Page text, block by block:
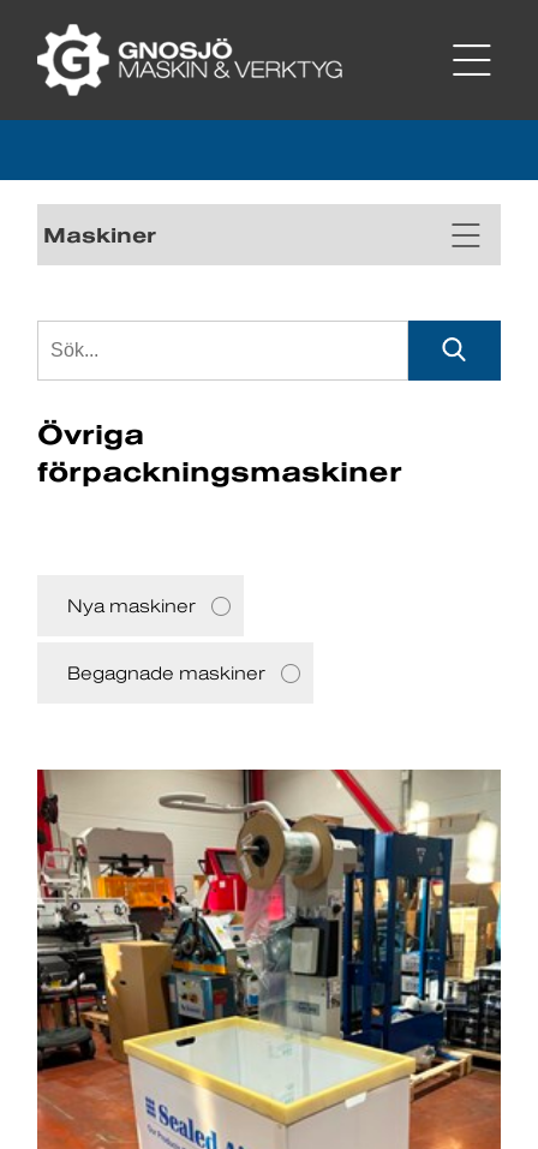
Maskiner
Övriga
förpackningsmaskiner
Nya maskiner
Begagnade maskiner